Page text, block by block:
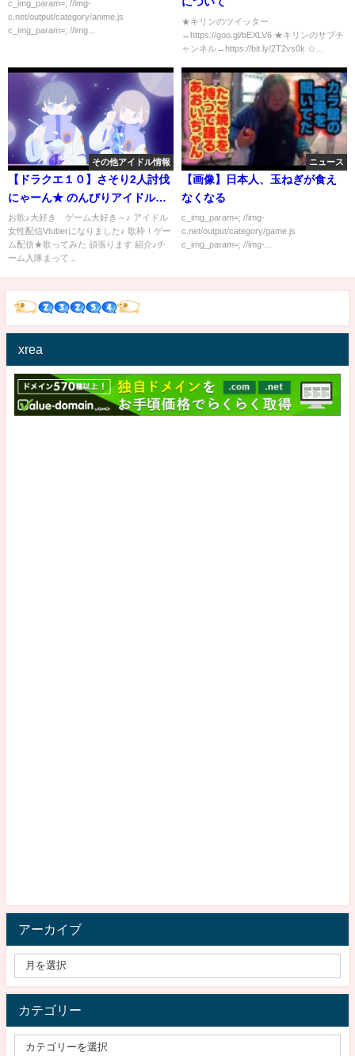
c_img_param=; //img-
c.net/output/category/anime.js
c_img_param=; //img...
★キリンのツイッター
→https://goo.gl/bEXLV6 ★キリンのサブチ
ャンネル→https://bit.ly/2T2vs0k ☆...
その他アイドル情報
【ドラクエ１０】さそり2人討伐
にゃーん★ のんびりアイドル・
ルナちゃん★ネタバレあり
お歌♪大好き ゲーム大好き～♪ アイドル
女性配信Vtuberになりました♪ 歌枠！ゲー
ム配信★歌ってみた 頑張ります 紹介♪チ
ーム入隊まって...
ニュース
【画像】日本人、玉ねぎが食え
なくなる
c_img_param=; //img-
c.net/output/category/game.js
c_img_param=; //img-...
xrea
アーカイブ
カテゴリー